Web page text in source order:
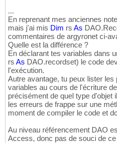
...
En reprenant mes anciennes
mais j'ai mis Dim rs As
commentaires de argyronet ci-
Quelle est la différence ?
En déclarant tes variables dans
rs As DAO.recordset) le code
l'exécution.
Autre avantage, tu peux lister
variables au cours de l'écriture
précisément de quel type d'objet
les erreurs de frappe sur une
moment de compiler le code et
Au niveau référencement DAO
Access, donc pas de souci de ce